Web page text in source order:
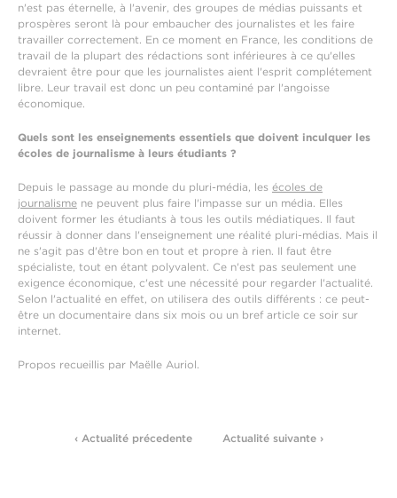
n'est pas éternelle, à l'avenir, des groupes de médias puissants et
prospères seront là pour embaucher des journalistes et les faire
travailler correctement. En ce moment en France, les conditions de
travail de la plupart des rédactions sont inférieures à ce qu'elles
devraient être pour que les journalistes aient l'esprit complétement
libre. Leur travail est donc un peu contaminé par l'angoisse
économique.
Quels sont les enseignements essentiels que doivent inculquer les
écoles de journalisme à leurs étudiants ?
Depuis le passage au monde du pluri-média, les écoles de
journalisme ne peuvent plus faire l'impasse sur un média. Elles
doivent former les étudiants à tous les outils médiatiques. Il faut
réussir à donner dans l'enseignement une réalité pluri-médias. Mais il
ne s'agit pas d'être bon en tout et propre à rien. Il faut être
spécialiste, tout en étant polyvalent. Ce n'est pas seulement une
exigence économique, c'est une nécessité pour regarder l'actualité.
Selon l'actualité en effet, on utilisera des outils différents : ce peut-
être un documentaire dans six mois ou un bref article ce soir sur
internet.
Propos recueillis par Maëlle Auriol.
‹ Actualité précedente Actualité suivante ›